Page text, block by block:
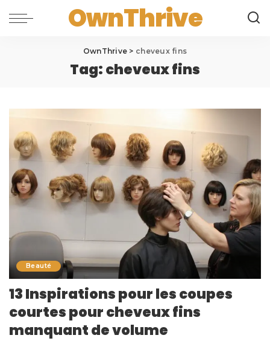
OwnThrive
OwnThrive > cheveux fins
Tag:cheveux fins
Beauté
13 Inspirations pour les coupes
courtes pour cheveux fins
manquant de volume